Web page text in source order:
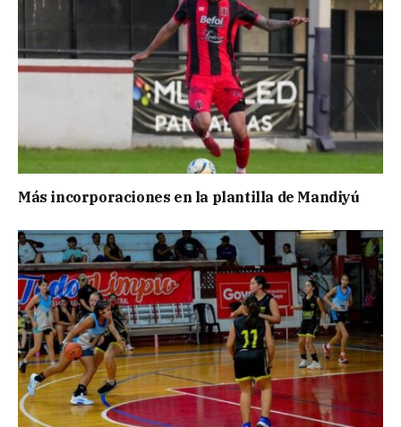
Más incorporaciones en la plantilla de Mandiyú